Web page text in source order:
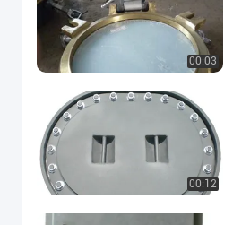
00:03
00:12